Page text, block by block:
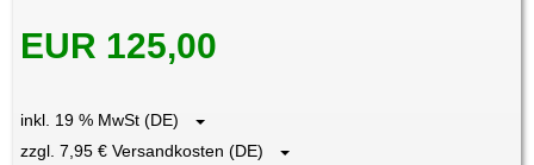
EUR 125,00
inkl. 19 % MwSt (DE)
zzgl. 7,95 € Versandkosten (DE)